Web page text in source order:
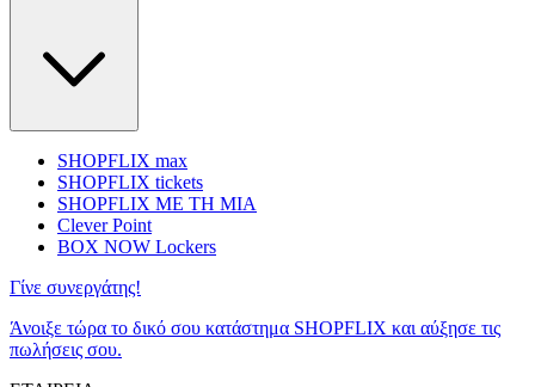
SHOPFLIX max
SHOPFLIX tickets
SHOPFLIX ΜΕ ΤΗ ΜΙΑ
Clever Point
BOX NOW Lockers
Γίνε συνεργάτης!
Άνοιξε τώρα το δικό σου κατάστημα SHOPFLIX και αύξησε τις
πωλήσεις σου.